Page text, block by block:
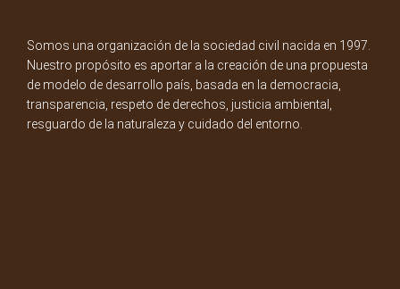
Somos una organización de la sociedad civil nacida en 1997.
Nuestro propósito es aportar a la creación de una propuesta
de modelo de desarrollo país, basada en la democracia,
transparencia, respeto de derechos, justicia ambiental,
resguardo de la naturaleza y cuidado del entorno.